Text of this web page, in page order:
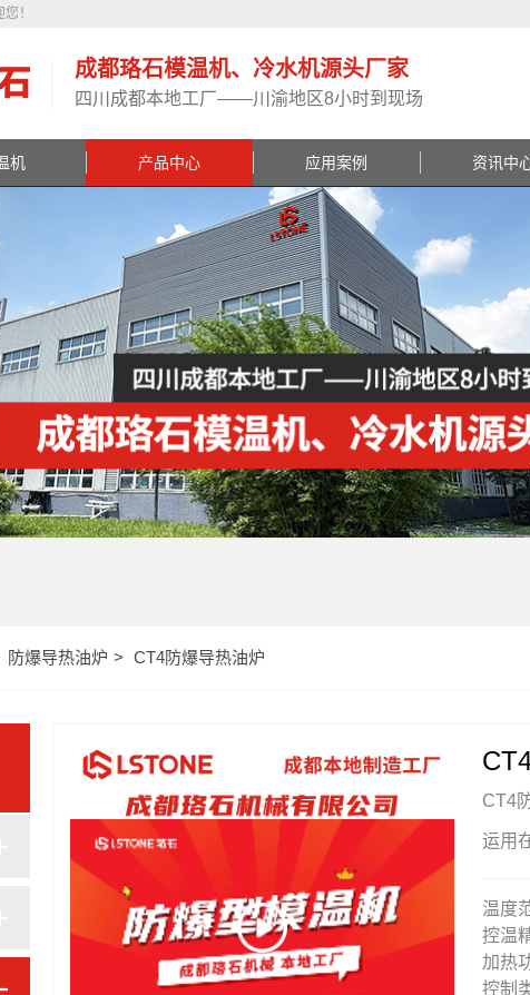
！
成都珞石模温机、冷水机源头厂家
四川成都本地工厂——川渝地区8小时到现场
机 产品中心 应用案例 资讯中
防爆导热油炉 CT4防爆导热油炉
CT4
运用
温度
控温
加热
控制